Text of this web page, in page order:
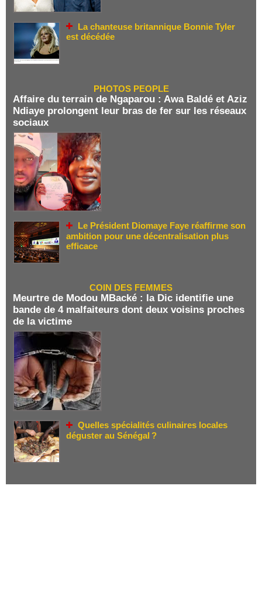
La chanteuse britannique Bonnie Tyler
est décédée
PHOTOS PEOPLE
Affaire du terrain de Ngaparou : Awa Baldé et Aziz
Ndiaye prolongent leur bras de fer sur les réseaux
sociaux
Le Président Diomaye Faye réaffirme son
ambition pour une décentralisation plus
efficace
COIN DES FEMMES
Meurtre de Modou MBacké : la Dic identifie une
bande de 4 malfaiteurs dont deux voisins proches
de la victime
Quelles spécialités culinaires locales
déguster au Sénégal ?